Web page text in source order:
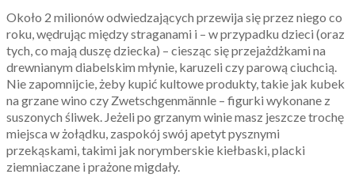
Około 2 milionów odwiedzających przewija się przez niego co
roku, wędrując między straganami i – w przypadku dzieci (oraz
tych, co mają duszę dziecka) – ciesząc się przejażdżkami na
drewnianym diabelskim młynie, karuzeli czy parową ciuchcią.
Nie zapomnijcie, żeby kupić kultowe produkty, takie jak kubek
na grzane wino czy Zwetschgenmännle – figurki wykonane z
suszonych śliwek. Jeżeli po grzanym winie masz jeszcze trochę
miejsca w żołądku, zaspokój swój apetyt pysznymi
przekąskami, takimi jak norymberskie kiełbaski, placki
ziemniaczane i prażone migdały.